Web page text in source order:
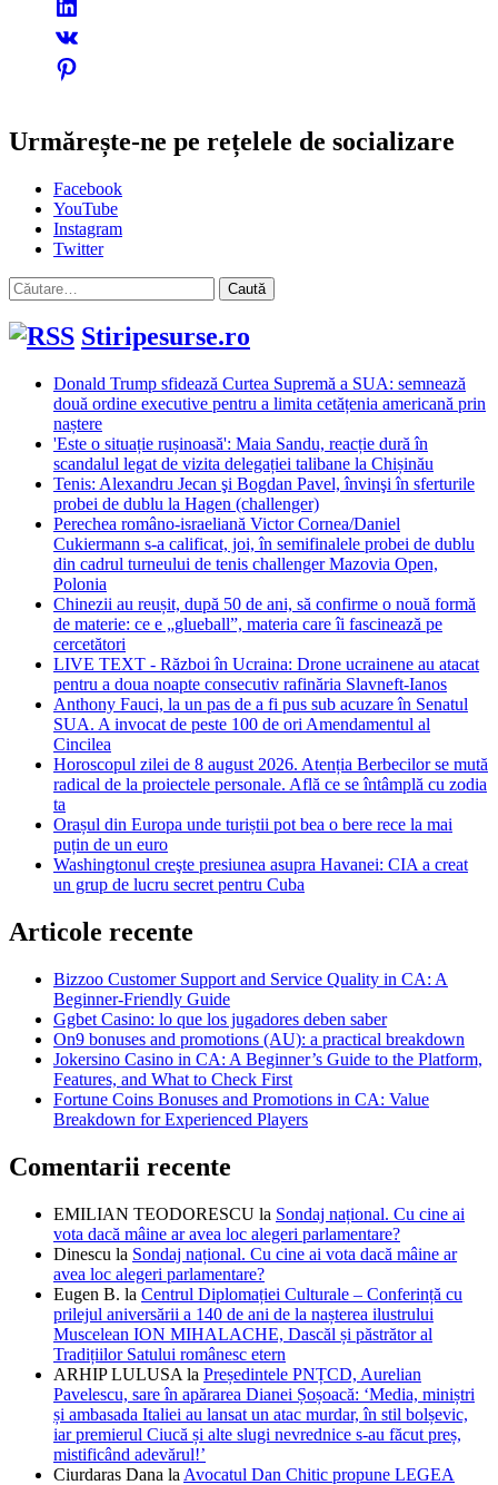
Urmărește-ne pe rețelele de socializare
Facebook
YouTube
Instagram
Twitter
Caută
după:
Stiripesurse.ro
Donald Trump sfidează Curtea Supremă a SUA: semnează
două ordine executive pentru a limita cetățenia americană prin
naștere
'Este o situație rușinoasă': Maia Sandu, reacție dură în
scandalul legat de vizita delegației talibane la Chișinău
Tenis: Alexandru Jecan şi Bogdan Pavel, învinşi în sferturile
probei de dublu la Hagen (challenger)
Perechea româno-israeliană Victor Cornea/Daniel
Cukiermann s-a calificat, joi, în semifinalele probei de dublu
din cadrul turneului de tenis challenger Mazovia Open,
Polonia
Chinezii au reușit, după 50 de ani, să confirme o nouă formă
de materie: ce e „glueball”, materia care îi fascinează pe
cercetători
LIVE TEXT - Război în Ucraina: Drone ucrainene au atacat
pentru a doua noapte consecutiv rafinăria Slavneft-Ianos
Anthony Fauci, la un pas de a fi pus sub acuzare în Senatul
SUA. A invocat de peste 100 de ori Amendamentul al
Cincilea
Horoscopul zilei de 8 august 2026. Atenția Berbecilor se mută
radical de la proiectele personale. Află ce se întâmplă cu zodia
ta
Orașul din Europa unde turiștii pot bea o bere rece la mai
puțin de un euro
Washingtonul creşte presiunea asupra Havanei: CIA a creat
un grup de lucru secret pentru Cuba
Articole recente
Bizzoo Customer Support and Service Quality in CA: A
Beginner-Friendly Guide
Ggbet Casino: lo que los jugadores deben saber
On9 bonuses and promotions (AU): a practical breakdown
Jokersino Casino in CA: A Beginner’s Guide to the Platform,
Features, and What to Check First
Fortune Coins Bonuses and Promotions in CA: Value
Breakdown for Experienced Players
Comentarii recente
EMILIAN TEODORESCU la Sondaj național. Cu cine ai
vota dacă mâine ar avea loc alegeri parlamentare?
Dinescu la Sondaj național. Cu cine ai vota dacă mâine ar
avea loc alegeri parlamentare?
Eugen B. la Centrul Diplomației Culturale – Conferință cu
prilejul aniversării a 140 de ani de la nașterea ilustrului
Muscelean ION MIHALACHE, Dascăl și păstrător al
Tradițiilor Satului românesc etern
ARHIP LULUSA la Președintele PNȚCD, Aurelian
Pavelescu, sare în apărarea Dianei Șoșoacă: ‘Media, miniștri
și ambasada Italiei au lansat un atac murdar, în stil bolșevic,
iar premierul Ciucă și alte slugi nevrednice s-au făcut preș,
mistificând adevărul!’
Ciurdaras Dana la Avocatul Dan Chitic propune LEGEA